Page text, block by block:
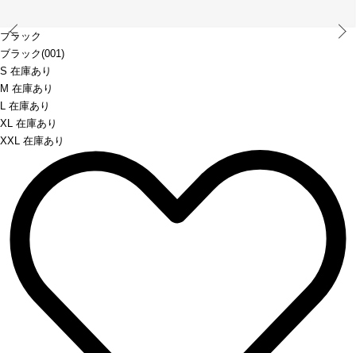
ブラック
ブラック(001)
S 在庫あり
M 在庫あり
L 在庫あり
XL 在庫あり
XXL 在庫あり